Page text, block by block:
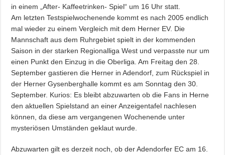
in einem „After- Kaffeetrinken- Spiel“ um 16 Uhr statt.
Am letzten Testspielwochenende kommt es nach 2005 endlich
mal wieder zu einem Vergleich mit dem Herner EV. Die
Mannschaft aus dem Ruhrgebiet spielt in der kommenden
Saison in der starken Regionalliga West und verpasste nur um
einen Punkt den Einzug in die Oberliga. Am Freitag den 28.
September gastieren die Herner in Adendorf, zum Rückspiel in
der Herner Gysenberghalle kommt es am Sonntag den 30.
September. Kurios: Es bleibt abzuwarten ob die Fans in Herne
den aktuellen Spielstand an einer Anzeigentafel nachlesen
können, da diese am vergangenen Wochenende unter
mysteriösen Umständen geklaut wurde.
Abzuwarten gilt es derzeit noch, ob der Adendorfer EC am 16.